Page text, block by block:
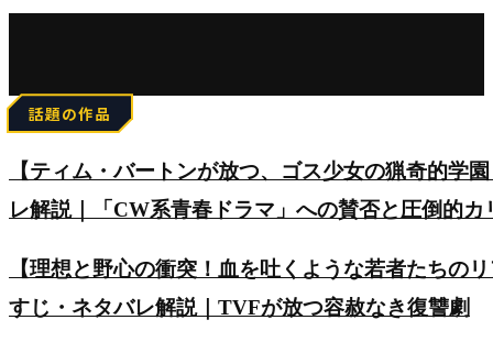
話題の作品
【ティム・バートンが放つ、ゴス少女の猟奇的学
レ解説｜「CW系青春ドラマ」への賛否と圧倒的カ
【理想と野心の衝突！血を吐くような若者たちの
すじ・ネタバレ解説｜TVFが放つ容赦なき復讐劇